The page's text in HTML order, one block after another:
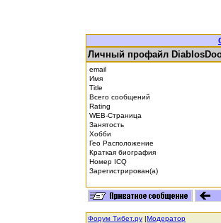
Личный профайл
email
Имя
Title
Всего сообщений
Rating
WEB-Страница
Занятость
Хобби
Гео Расположение
Краткая биография
Номер ICQ
Зарегистрирован(а)
Форум Тибет.ру |Модератор